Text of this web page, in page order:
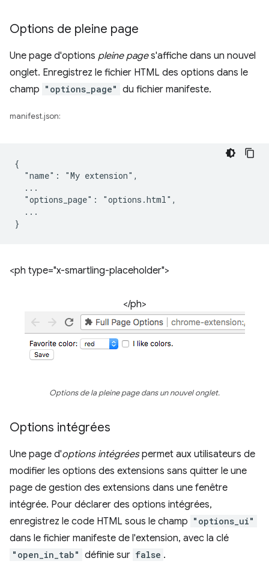
Options de pleine page
Une page d'options pleine pages'affiche dans un nouvel
onglet. Enregistrez le fichier HTML des options dans le
champ "options_page" du fichier manifeste.
manifest.json:
{
  "name": "My extension",
  ...
  "options_page": "options.html",
  ...
<ph type="x-smartling-placeholder">
</ph>
Options de la pleine page dans un nouvel onglet.
Options intégrées
Une page d'options intégréespermet aux utilisateurs de
modifier les options des extensions sans quitter le une
page de gestion des extensions dans une fenêtre
intégrée. Pour déclarer des options intégrées,
enregistrez le code HTML sous le champ "options_ui"
dans le fichier manifeste de l'extension, avec la clé
"open_in_tab" définie sur false .